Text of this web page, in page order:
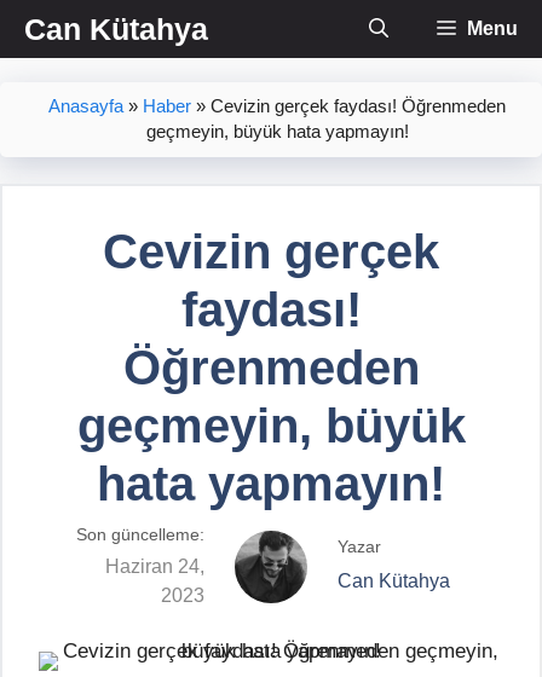
İçeriğe
atlaCan Kütahya Menu
Anasayfa » Haber » Cevizin gerçek faydası! Öğrenmeden
geçmeyin, büyük hata yapmayın!
Cevizin gerçek
faydası!
Öğrenmeden
geçmeyin, büyük
hata yapmayın!
Son güncelleme:
Haziran 24,
2023
Yazar
Can Kütahya